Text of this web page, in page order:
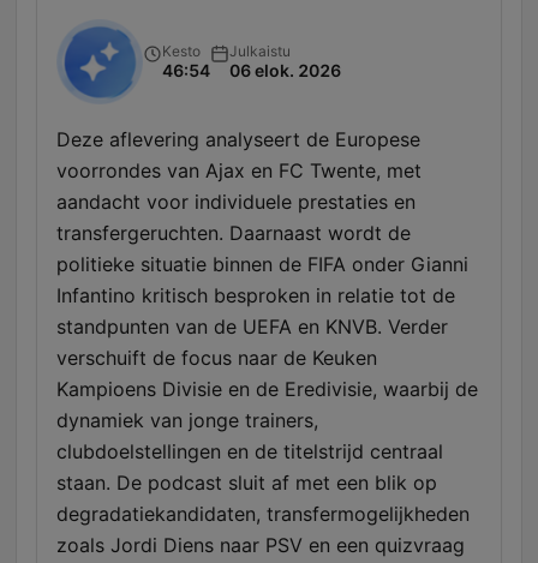
Kesto
46:54
Julkaistu
06 elok. 2026
Deze aflevering analyseert de Europese
voorrondes van Ajax en FC Twente, met
aandacht voor individuele prestaties en
transfergeruchten. Daarnaast wordt de
politieke situatie binnen de FIFA onder Gianni
Infantino kritisch besproken in relatie tot de
standpunten van de UEFA en KNVB. Verder
verschuift de focus naar de Keuken
Kampioens Divisie en de Eredivisie, waarbij de
dynamiek van jonge trainers,
clubdoelstellingen en de titelstrijd centraal
staan. De podcast sluit af met een blik op
degradatiekandidaten, transfermogelijkheden
zoals Jordi Diens naar PSV en een quizvraag